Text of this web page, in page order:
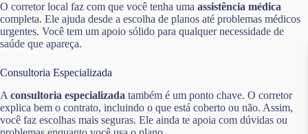
O corretor local faz com que você tenha uma assistência médica
completa. Ele ajuda desde a escolha de planos até problemas médicos
urgentes. Você tem um apoio sólido para qualquer necessidade de
saúde que apareça.
Consultoria Especializada
A consultoria especializada também é um ponto chave. O corretor
explica bem o contrato, incluindo o que está coberto ou não. Assim,
você faz escolhas mais seguras. Ele ainda te apoia com dúvidas ou